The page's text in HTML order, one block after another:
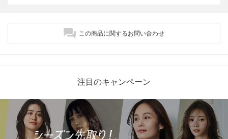
この商品に関するお問い合わせ
注目のキャンペーン